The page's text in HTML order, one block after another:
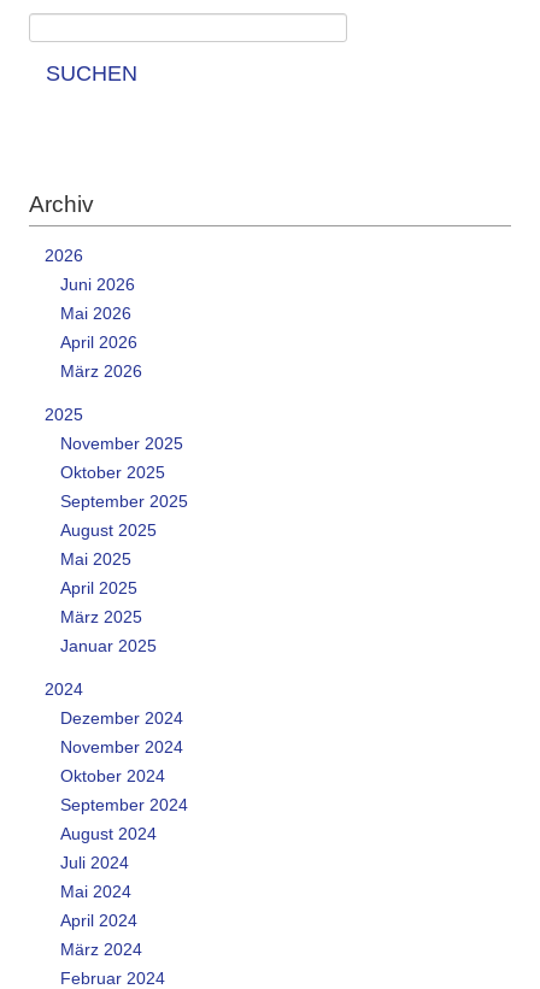
SUCHEN
Archiv
2026
Juni 2026
Mai 2026
April 2026
März 2026
2025
November 2025
Oktober 2025
September 2025
August 2025
Mai 2025
April 2025
März 2025
Januar 2025
2024
Dezember 2024
November 2024
Oktober 2024
September 2024
August 2024
Juli 2024
Mai 2024
April 2024
März 2024
Februar 2024